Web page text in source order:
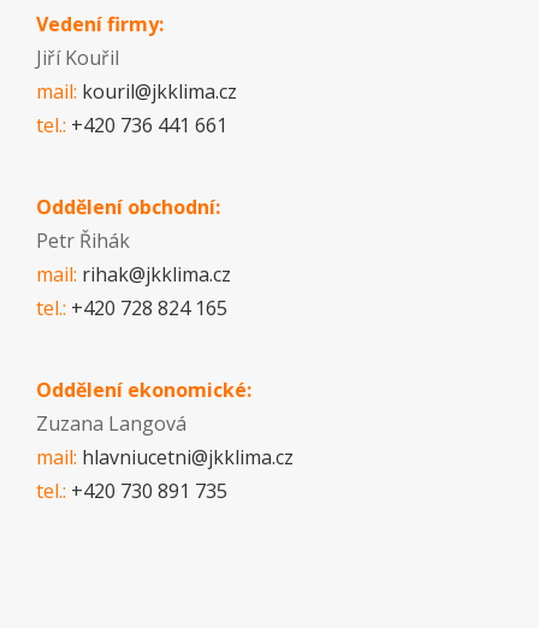
Vedení firmy:
Jiří Kouřil
mail: kouril@jkklima.cz
tel.: +420 736 441 661
Oddělení obchodní:
Petr Řihák
mail: rihak@jkklima.cz
tel.: +420 728 824 165
Oddělení ekonomické:
Zuzana Langová
mail: hlavniucetni@jkklima.cz
tel.: +420 730 891 735